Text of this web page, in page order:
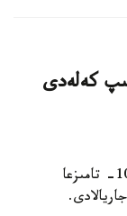
كەلەدى
استانا. KAZINFORM - قازگيدرومەت 8- 10- تامىزعا